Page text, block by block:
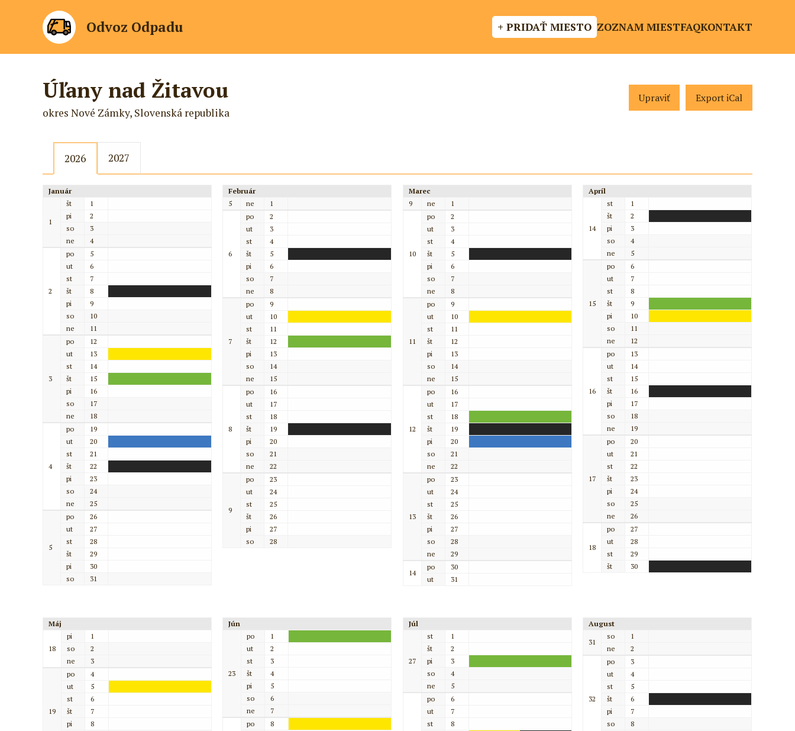
Odvoz Odpadu + PRIDAŤ MIESTO ZOZNAM MIESTFAQKONTAKT
Úľany nad Žitavou
okres Nové Zámky, Slovenská republika
Upraviť Export iCal
2026 2027
Január
1
št
1
pi
2
so
3
ne
4
2
po
5
ut
6
st
7
št
8
pi
9
so
10
ne
11
3
po
12
ut
13
st
14
št
15
pi
16
so
17
ne
18
4
po
19
ut
20
st
21
št
22
pi
23
so
24
ne
25
5
po
26
ut
27
st
28
št
29
pi
30
so
31
Február
5
ne 1
6
po
2
ut
3
st
4
št
5
pi
6
so
7
ne
8
7
po
9
ut
10
st
11
št
12
pi
13
so
14
ne
15
8
po
16
ut
17
st
18
št
19
pi
20
so
21
ne
22
9
po
23
ut
24
st
25
št
26
pi
27
so
28
Marec
9
ne 1
10
po
2
ut
3
st
4
št
5
pi
6
so
7
ne
8
11
po
9
ut
10
st
11
št
12
pi
13
so
14
ne
15
12
po
16
ut
17
st
18
št
19
pi
20
so
21
ne
22
13
po
23
ut
24
st
25
št
26
pi
27
so
28
ne
29
14
po
30
ut
31
Apríl
14
st
1
št
2
pi
3
so
4
ne
5
15
po
6
ut
7
st
8
št
9
pi
10
so
11
ne
12
16
po
13
ut
14
st
15
št
16
pi
17
so
18
ne
19
17
po
20
ut
21
st
22
št
23
pi
24
so
25
ne
26
18
po
27
ut
28
st
29
št
30
Máj
18
pi
1
so
2
ne
3
19
po
4
ut
5
st
6
št
7
pi
8
Jún
23
po
1
ut
2
st
3
št
4
pi
5
so
6
ne
7
po
8
Júl
27
st
1
št
2
pi
3
so
4
ne
5
po
6
ut
7
st
8
August
31
so
1
ne
2
32
po
3
ut
4
st
5
št
6
pi
7
so
8